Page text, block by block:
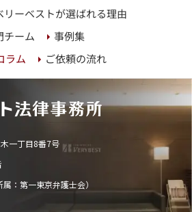
リーベストが選ばれる理由
チーム 事例集
ラム ご依頼の流れ
一丁目8番7号
：第一東京弁護士会）